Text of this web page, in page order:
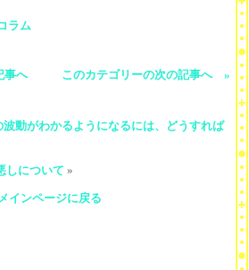
ラム
事へ このカテゴリーの次の記事へ »
動がわかるようになるには、どうすれば
しについて »
インページに戻る